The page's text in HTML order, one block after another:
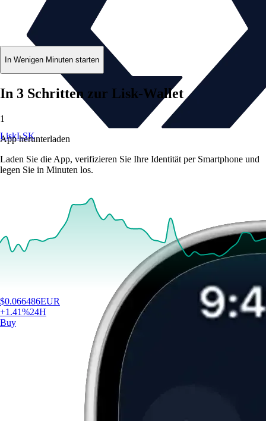
LiskLSK
$0.066486EUR
+1.41%24H
Buy
In Wenigen Minuten starten
In 3 Schritten zur Lisk-Wallet
1
App herunterladen
Laden Sie die App, verifizieren Sie Ihre Identität per Smartphone und
legen Sie in Minuten los.